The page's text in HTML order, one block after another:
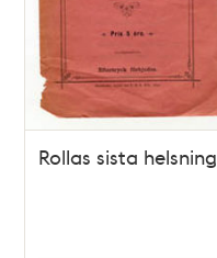
Rollas sista helsning